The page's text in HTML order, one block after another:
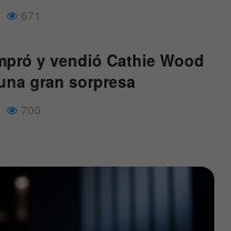
671
y vendió Cathie Wood
gran sorpresa
700